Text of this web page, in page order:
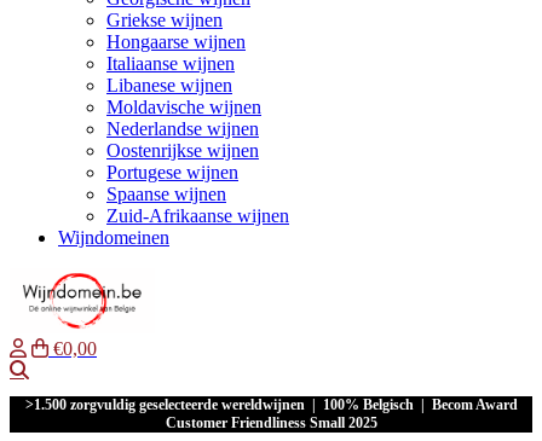
Griekse wijnen
Hongaarse wijnen
Italiaanse wijnen
Libanese wijnen
Moldavische wijnen
Nederlandse wijnen
Oostenrijkse wijnen
Portugese wijnen
Spaanse wijnen
Zuid-Afrikaanse wijnen
Wijndomeinen
€0,00
>1.500 zorgvuldig geselecteerde wereldwijnen | 100% Belgisch | Becom Award
Customer Friendliness Small 2025